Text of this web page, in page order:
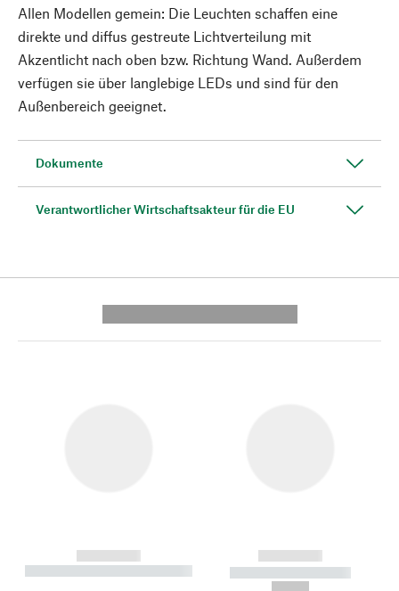
Allen Modellen gemein: Die Leuchten schaffen eine
direkte und diffus gestreute Lichtverteilung mit
Akzentlicht nach oben bzw. Richtung Wand. Außerdem
verfügen sie über langlebige LEDs und sind für den
Außenbereich geeignet.
Dokumente
Verantwortlicher Wirtschaftsakteur für die EU
------------
----------- ----------- --------
------------
----------- -----------